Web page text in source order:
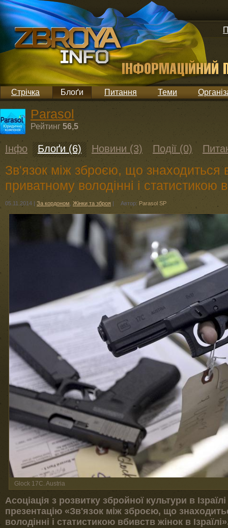
Стрічка Блоґи Питання Теми
Parasol
Рейтинг 56,5
Інфо Блоґи (6) Новини (3) Події (0)
Зв'язок між зброєю, що знаходиться
приватному володінні і статистикою
05.11.2014 | За кордоном Жінки та зброя | Автор: Parasol SP
Glock 17C. Austria
Асоціація з розвитку збройної культури в
презентацію «Зв'язок між зброєю, що
володінні і статистикою вбивств жінок в